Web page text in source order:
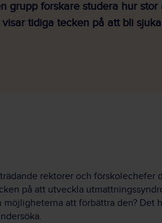
grupp forskare studera hur stor
tidiga tecken på att bli
rektorer och förskolechefer
på att utveckla
möjligheterna att förbättra den? Det